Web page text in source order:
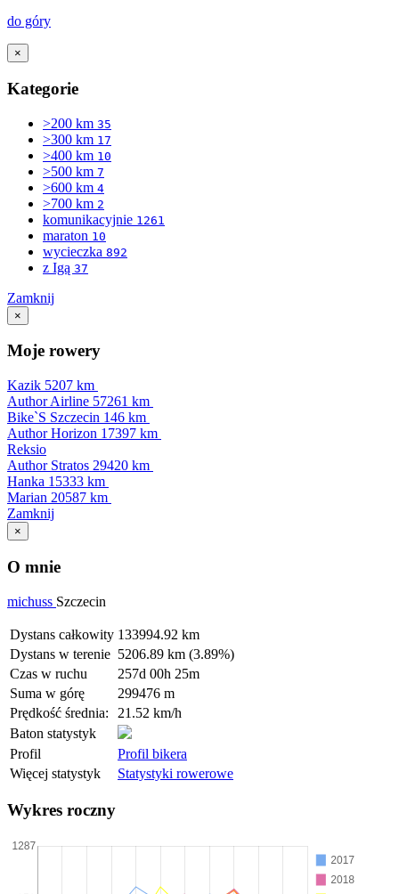
do góry
×
Kategorie
>200 km 35
>300 km 17
>400 km 10
>500 km 7
>600 km 4
>700 km 2
komunikacyjnie 1261
maraton 10
wycieczka 892
z Igą 37
Zamknij
×
Moje rowery
Kazik 5207 km
Author Airline 57261 km
Bike`S Szczecin 146 km
Author Horizon 17397 km
Reksio
Author Stratos 29420 km
Hanka 15333 km
Marian 20587 km
Zamknij
×
O mnie
michuss Szczecin
Dystans całkowity 133994.92 km
Dystans w terenie 5206.89 km (3.89%)
Czas w ruchu
257d 00h 25m
Suma w górę
299476 m
Prędkość średnia:
21.52 km/h
Baton statystyk
Profil
Profil bikera
Więcej statystyk
Statystyki rowerowe
Wykres roczny